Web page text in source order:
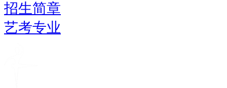
招生简章
艺考专业